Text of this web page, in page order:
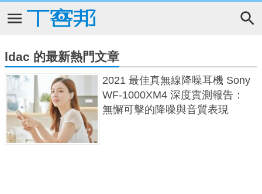
ldac 的最新熱門文章
2021 最佳真無線降噪耳機 Sony
WF-1000XM4 深度實測報告：
無懈可擊的降噪與音質表現